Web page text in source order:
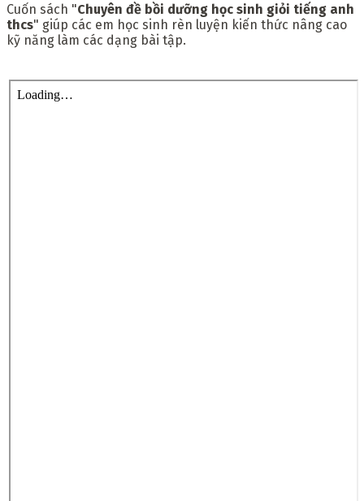
Cuốn sách "Chuyên đề bồi dưỡng học sinh giỏi tiếng anh
thcs" giúp các em học sinh rèn luyện kiến thức nâng cao
kỹ năng làm các dạng bài tập.